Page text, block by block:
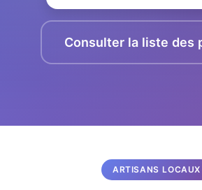
Consulter la liste des
ARTISANS LOCAUX